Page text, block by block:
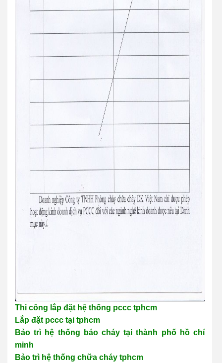
Thi công lắp đặt hệ thống pccc tphcm
Lắp đặt pccc tại tphcm
Bảo trì hệ thống báo cháy tại thành phố hồ chí
minh
Bảo trì hệ thống chữa cháy tphcm